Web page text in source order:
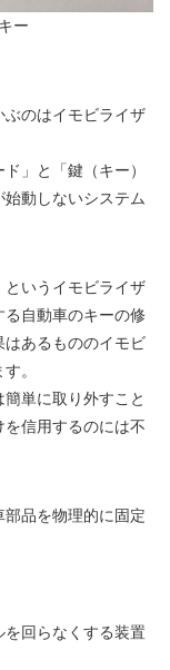
ー
ぶのはイモビライザ
」と「鍵（キー）
動しないシステム
というイモビライザ
自動車のキーの修
あるもののイモビ
。
単に取り外すこと
信用するのには不
品を物理的に固定
回らなくする装置